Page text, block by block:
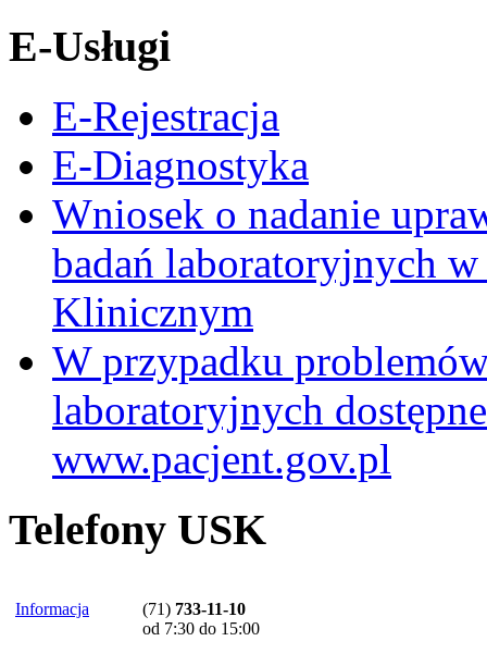
E-Usługi
E-Rejestracja
E-Diagnostyka
Wniosek o nadanie
badań laboratoryjnych
Klinicznym
W przypadku
laboratoryjnych
www.pacjent.gov.pl
Telefony USK
Informacja (71) 733-11-10
od 7:30 do 15:00